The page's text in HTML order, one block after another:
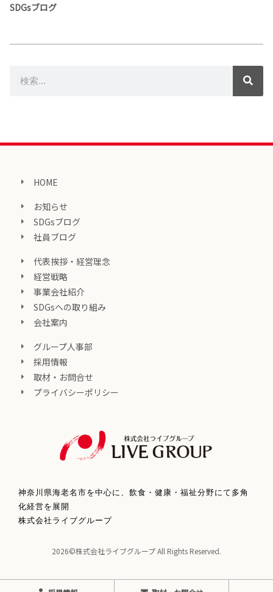
SDGsブログ
HOME
お知らせ
SDGsブログ
社員ブログ
代表挨拶・経営理念
経営戦略
事業会社紹介
SDGsへの取り組み
会社案内
グループ人事部
採用情報
取材・お問合せ
プライバシーポリシー
神奈川県海老名市を中心に、飲食・健康・福祉分野にて多角
化経営を展開
株式会社ライブグループ
2026©株式会社ライブグループ All Rights Reserved.